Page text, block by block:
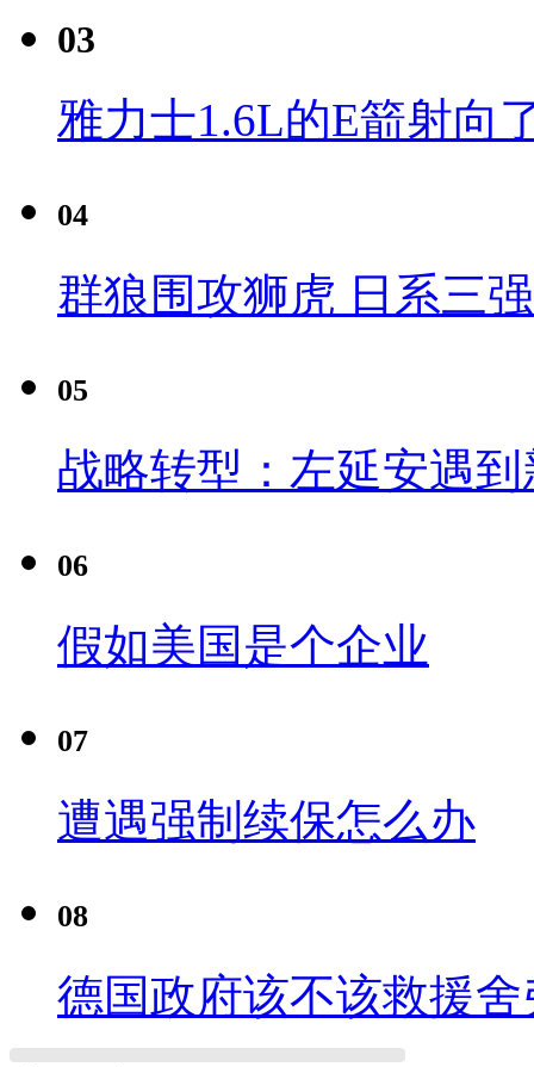
03
雅力士1.6L的E箭射向
04
群狼围攻狮虎 日系三
05
战略转型：左延安遇
06
假如美国是个企业
07
遭遇强制续保怎么办
08
德国政府该不该救援舍